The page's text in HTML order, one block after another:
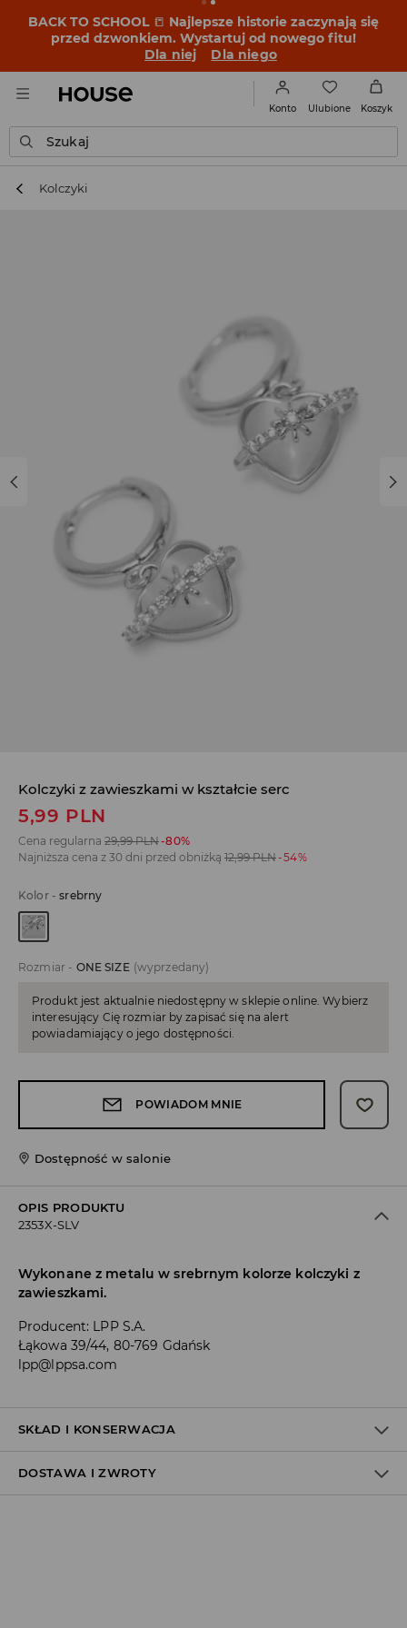
BACK TO SCHOOL 📒 Najlepsze historie zaczynają się
przed dzwonkiem. Wystartuj od nowego fitu!
Dla niej
Dla niego
Konto Ulubione Koszyk
Szukaj
Kolczyki
Kolczyki z zawieszkami w kształcie serc
5,99 PLN
Cena regularna 29,99 PLN-80%
Najniższa cena z 30 dni przed obniżką 12,99 PLN-54%
Kolor-srebrny
Rozmiar - ONE SIZE (wyprzedany)
Produkt jest aktualnie niedostępny w sklepie online. Wybierz
interesujący Cię rozmiar by zapisać się na alert
powiadamiający o jego dostępności.
POWIADOM MNIE
Dostępność w salonie
OPIS PRODUKTU
2353X-SLV
Wykonane z metalu w srebrnym kolorze kolczyki z
zawieszkami.
Producent: LPP S.A.
Łąkowa 39/44, 80-769 Gdańsk
lpp@lppsa.com
SKŁAD I KONSERWACJA
Materiał I: 50% STOP CYNKU, 50% SZKŁO
DOSTAWA I ZWROTY